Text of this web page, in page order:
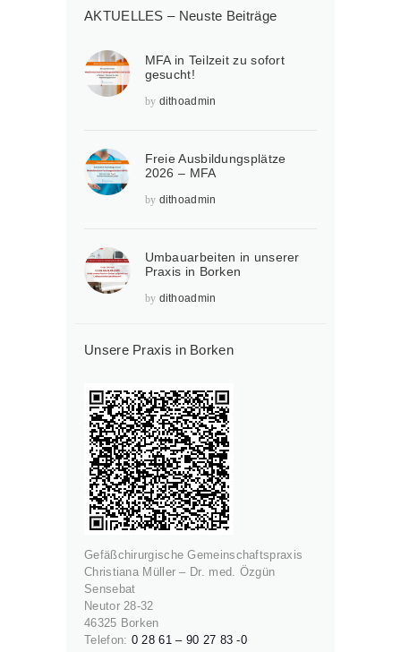
AKTUELLES – Neuste Beiträge
MFA in Teilzeit zu sofort
gesucht!
by dithoadmin
Freie Ausbildungsplätze
2026 – MFA
by dithoadmin
Umbauarbeiten in unserer
Praxis in Borken
by dithoadmin
Unsere Praxis in Borken
Gefäßchirurgische Gemeinschaftspraxis
Christiana Müller – Dr. med. Özgün
Sensebat
Neutor 28-32
46325 Borken
Telefon: 0 28 61 – 90 27 83 -0